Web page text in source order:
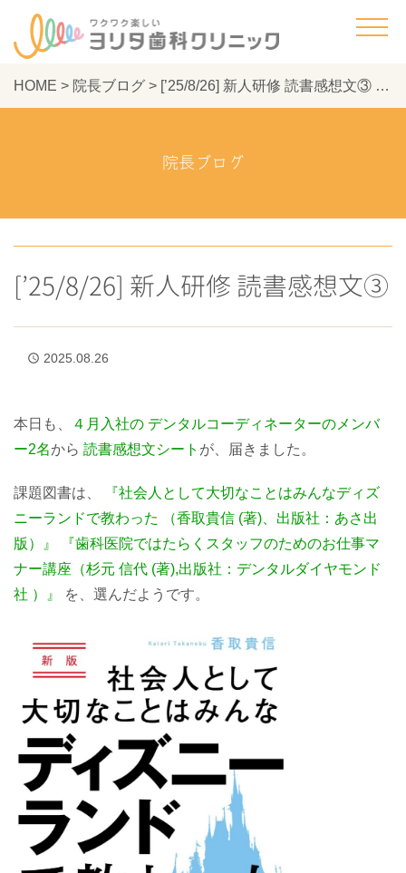
HOME > 院長ブログ > [’25/8/26] 新人研修 読書感想文③ - ヨリタ歯科クリニック
院長ブログ
[’25/8/26] 新人研修 読書感想文③
access_time 2025.08.26
本日も、 ４月入社の デンタルコーディネーターのメンバ
ー2名から 読書感想文シート が、届きました。
課題図書は、
『社会人として大切なことはみんなディズ
ニーランドで教わった （香取貴信 (著)、出版社：あさ出
版）』
『歯科医院ではたらくスタッフのためのお仕事マ
ナー講座（杉元 信代 (著),出版社：デンタルダイヤモンド
社 ）』
を、選んだようです。